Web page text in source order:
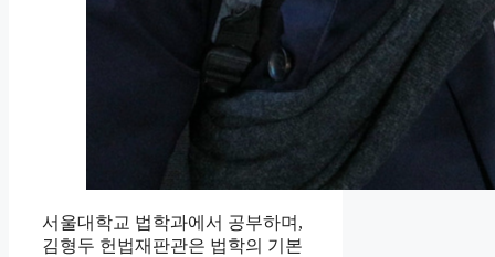
서울대학교 법학과에서 공부하며,
김형두 헌법재판관은 법학의 기본